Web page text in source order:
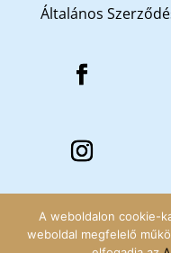
Általános
A weboldalon cookie-
weboldal megfelelő